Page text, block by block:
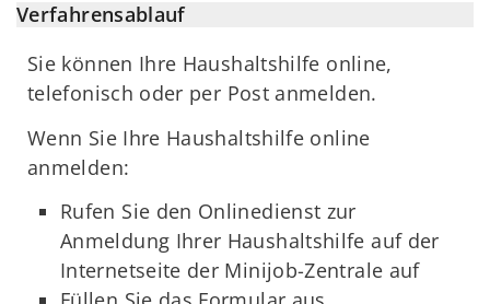
Verfahrensablauf
Sie können Ihre Haushaltshilfe online,
telefonisch oder per Post anmelden.
Wenn Sie Ihre Haushaltshilfe online
anmelden:
Rufen Sie den Onlinedienst zur
Anmeldung Ihrer Haushaltshilfe auf der
Internetseite der Minijob-Zentrale auf